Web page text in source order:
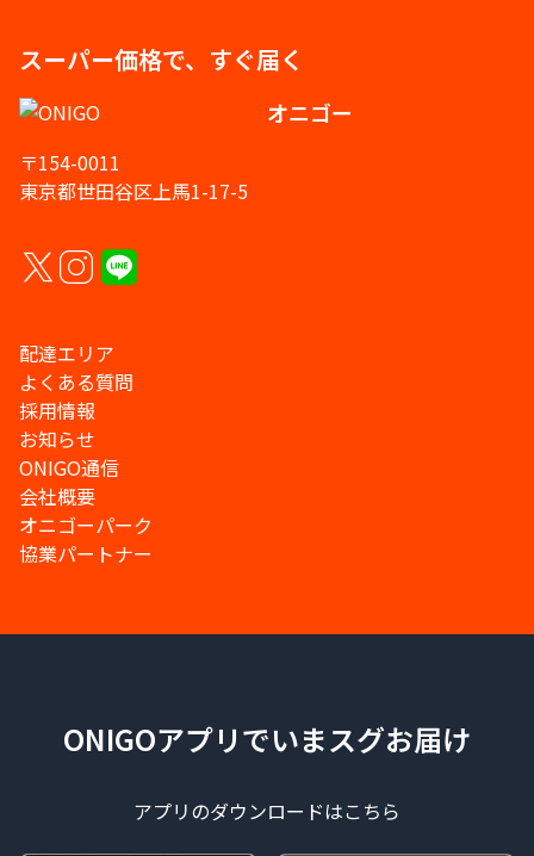
スーパー価格で、すぐ届く
オニゴー
〒154-0011
東京都世田谷区上馬1-17-5
配達エリア
よくある質問
採用情報
お知らせ
ONIGO通信
会社概要
オニゴーパーク
協業パートナー
ONIGOアプリでいまスグお届け
アプリのダウンロードはこちら